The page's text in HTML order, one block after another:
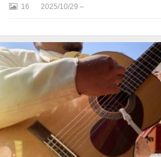
グ
遺
跡
周
辺
ー
リ
16 2025/10/29～